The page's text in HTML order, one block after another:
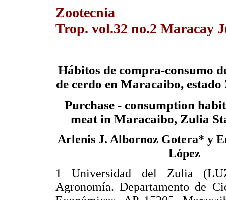
Zootecnia
Trop. vol.32 no.2 Maracay
Hábitos de compra-consumo
de cerdo en Maracaibo,
Purchase - consumption
meat in Maracaibo, Zulia
Arlenis J. Albornoz Gotera* y
López
1 Universidad del Zulia
Agronomía. Departamento de